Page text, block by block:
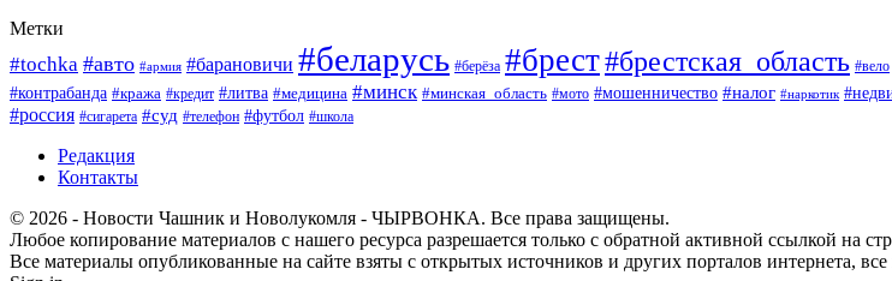
Метки
#tochka #авто #армия #барановичи #беларусь #берёза #брест#брестская_область #вело
#контрабанда #кража #кредит #литва #медицина #минск #минская_область #мото #мошенничество #налог #наркотик
#россия #сигарета #суд #телефон #футбол #школа
Редакция
Контакты
© 2026 - Новости Чашник и Новолукомля - ЧЫРВОНКА. Все права защищены.
Любое копирование материалов с нашего ресурса разрешается только с обратной активной ссылкой на
Все материалы опубликованные на сайте взяты с открытых источников и других порталов интернета,